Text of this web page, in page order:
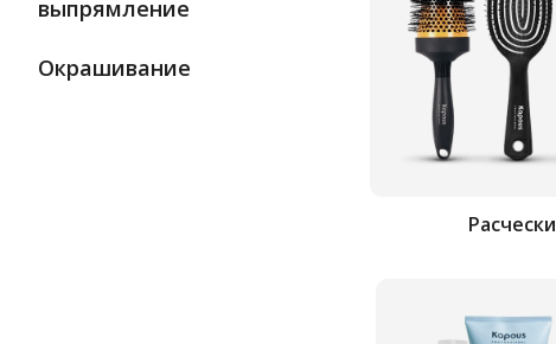
выпрямление
Окрашивание
Расчески